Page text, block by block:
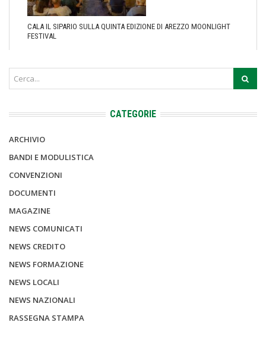
CALA IL SIPARIO SULLA QUINTA EDIZIONE DI AREZZO MOONLIGHT
FESTIVAL
CATEGORIE
ARCHIVIO
BANDI E MODULISTICA
CONVENZIONI
DOCUMENTI
MAGAZINE
NEWS COMUNICATI
NEWS CREDITO
NEWS FORMAZIONE
NEWS LOCALI
NEWS NAZIONALI
RASSEGNA STAMPA